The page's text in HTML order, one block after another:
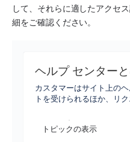
して、それらに適したアクセ
細をご確認ください。
ヘルプ センター
カスタマーはサイト上の
トを受けられるほか、リ
トピックの表示